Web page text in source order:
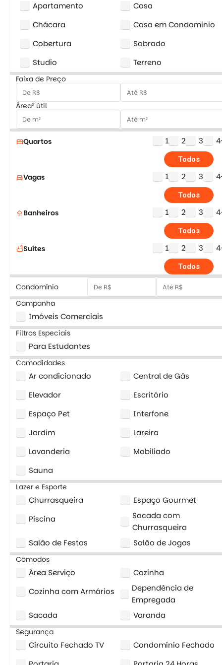
Apartamento
Casa
Chácara
Casa em Condominio
Cobertura
Sobrado
Studio
Terreno
Faixa de Preço
Área² útil
bedQuartos 1 2 3
Todos
directions_carVagas 1 2 3
Todos
shower Banheiros 1 2 3
Todos
bathtubSuítes 1 2 3
Todos
Condomínio
Campanha
Imóveis Comerciais
Filtros Especiais
Para Estudantes
Comodidades
Ar condicionado
Central de Gás
Elevador
Escritório
Espaço Pet
Interfone
Jardim
Lareira
Lavanderia
Mobiliado
Sauna
Lazer e Esporte
Churrasqueira
Espaço Gourmet
Piscina
Sacada com
Churrasqueira
Salão de Festas
Salão de Jogos
Cômodos
Área Serviço
Cozinha
Cozinha com Armários
Dependência de
Empregada
Sacada
Varanda
Segurança
Circuito Fechado TV
Condomínio Fechado